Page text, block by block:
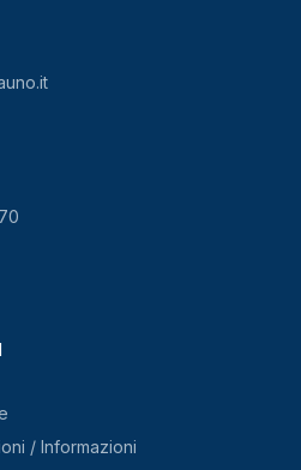
/ Informazioni